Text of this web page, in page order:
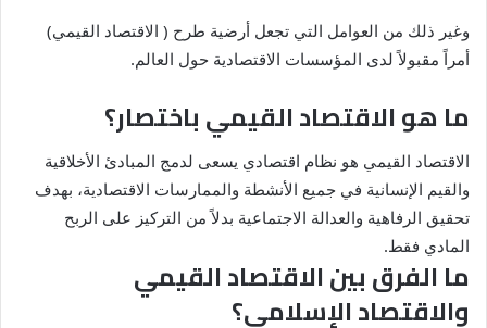
وغير ذلك من العوامل التي تجعل أرضية طرح ( الاقتصاد القيمي)
أمراً مقبولاً لدى المؤسسات الاقتصادية حول العالم.
ما هو الاقتصاد القيمي باختصار؟
الاقتصاد القيمي هو نظام اقتصادي يسعى لدمج المبادئ الأخلاقية
والقيم الإنسانية في جميع الأنشطة والممارسات الاقتصادية، بهدف
تحقيق الرفاهية والعدالة الاجتماعية بدلاً من التركيز على الربح
المادي فقط.
ما الفرق بين الاقتصاد القيمي
والاقتصاد الإسلامي؟